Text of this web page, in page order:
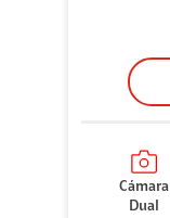
Cámara
Dual